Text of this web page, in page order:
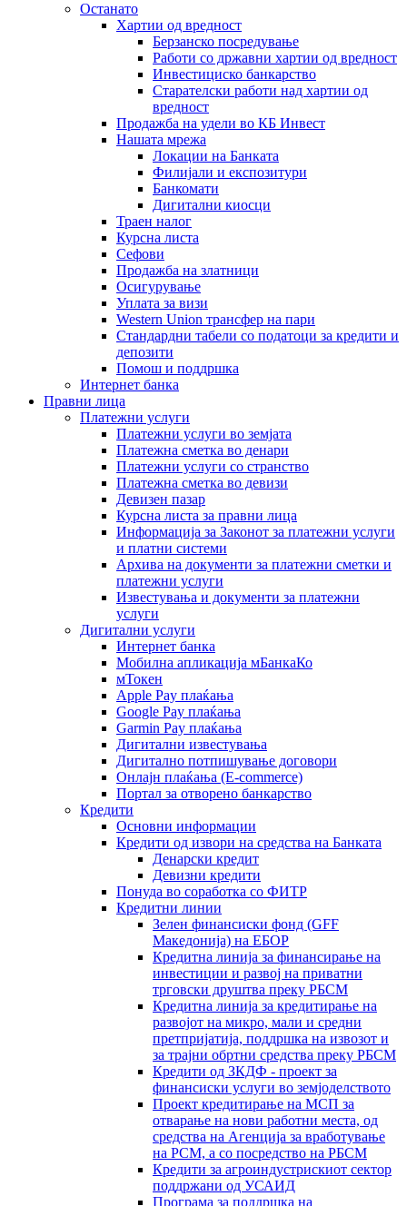
Останато
Хартии од вредност
Берзанско посредување
Работи со државни хартии од вредност
Инвестициско банкарство
Старателски работи над хартии од
вредност
Продажба на удели во КБ Инвест
Нашата мрежа
Локации на Банката
Филијали и експозитури
Банкомати
Дигитални киосци
Траен налог
Курсна листа
Сефови
Продажба на златници
Осигурување
Уплата за визи
Western Union трансфер на пари
Стандардни табели со податоци за кредити и
депозити
Помош и поддршка
Интернет банка
Правни лица
Платежни услуги
Платежни услуги во земјата
Платежна сметка во денари
Платежни услуги со странство
Платежна сметка во девизи
Девизен пазар
Курсна листа за правни лица
Информација за Законот за платежни услуги
и платни системи
Архива на документи за платежни сметки и
платежни услуги
Известувања и документи за платежни
услуги
Дигитални услуги
Интернет банка
Мобилна апликација мБанкаКо
мТокен
Apple Pay плаќања
Google Pay плаќања
Garmin Pay плаќања
Дигитални известувања
Дигитално потпишување договори
Онлајн плаќања (Е-commerce)
Портал за отворено банкарство
Кредити
Основни информации
Кредити од извори на средства на Банката
Денарски кредит
Девизни кредити
Понуда во соработка со ФИТР
Кредитни линии
Зелен финансиски фонд (GFF
Македонија) на ЕБОР
Кредитна линија за финансирање на
инвестиции и развој на приватни
трговски друштва преку РБСМ
Кредитна линија за кредитирање на
развојот на микро, мали и средни
претпријатија, поддршка на извозот и
за трајни обртни средства преку РБСМ
Кредити од ЗКДФ - проект за
финансиски услуги во земјоделството
Проект кредитирање на МСП за
отварање на нови работни места, од
средства на Агенција за вработување
на РСМ, а со посредство на РБСМ
Кредити за агроиндустрискиот сектор
поддржани од УСАИД
Програма за поддршка на